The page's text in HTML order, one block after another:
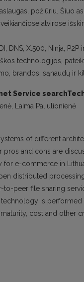
požiūriu. Šiuo
atvirose
DNS, X.500, Ninja,
technologijos,
brandos, sąnaudų ir
Service
Laima Paliulionienė
of different
pros and cons are
for e-commerce in
distributed
to-peer file sharing
is
cost and other